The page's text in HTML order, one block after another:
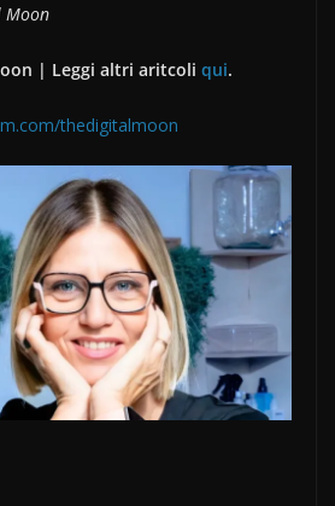
Moon
| Leggi altri aritcoli qui.
thedigitalmoon